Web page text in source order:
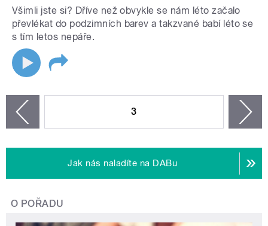
Všimli jste si? Dříve než obvykle se nám léto začalo
převlékat do podzimních barev a takzvané babí léto se
s tím letos nepáře.
3
Jak nás naladíte na DABu
O POŘADU